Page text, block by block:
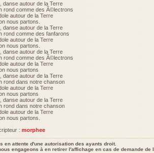
danse autour de la Terre
rond comme des Ã©lectrons
autour de la Terre
nous partons.
danse autour de la Terre
rond comme des fanfarons
autour de la Terre
nous partons.
danse autour de la Terre
rond comme des Ã©lectrons
autour de la Terre
nous partons
danse autour de la Terre
rond dans notre chanson
autour de la Terre
nous partons
danse autour de la Terre
rond dans notre chanson
autour de la Terre
nous partons.
: morphee
en attente d'une autorisation des ayants droit.
engageons à en retirer l'affichage en cas de demande de